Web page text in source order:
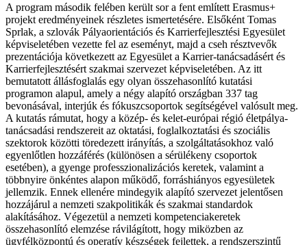
A program második felében került sor a fent említett Erasmus+
projekt eredményeinek részletes ismertetésére. Elsőként Tomas
Sprlak, a szlovák Pályaorientációs és Karrierfejlesztési Egyesület
képviseletében vezette fel az eseményt, majd a cseh résztvevők
prezentációja következett az Egyesület a Karrier-tanácsadásért és
Karrierfejlesztésért szakmai szervezet képviseletében. Az itt
bemutatott állásfoglalás egy olyan összehasonlító kutatási
programon alapul, amely a négy alapító országban 337 tag
bevonásával, interjúk és fókuszcsoportok segítségével valósult meg.
A kutatás rámutat, hogy a közép- és kelet-európai régió életpálya-
tanácsadási rendszereit az oktatási, foglalkoztatási és szociális
szektorok közötti töredezett irányítás, a szolgáltatásokhoz való
egyenlőtlen hozzáférés (különösen a sérülékeny csoportok
esetében), a gyenge professzionalizációs keretek, valamint a
többnyire önkéntes alapon működő, forráshiányos egyesületek
jellemzik. Ennek ellenére mindegyik alapító szervezet jelentősen
hozzájárul a nemzeti szakpolitikák és szakmai standardok
alakításához. Végezetül a nemzeti kompetenciakeretek
összehasonlító elemzése rávilágított, hogy miközben az
ügyfélközpontú és operatív készségek fejlettek, a rendszerszintű